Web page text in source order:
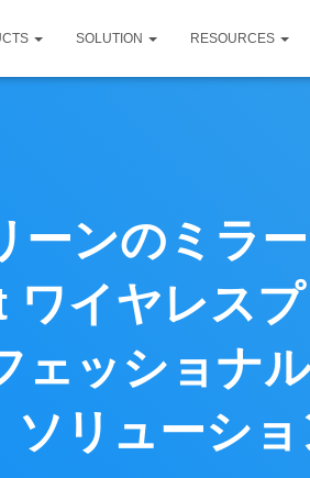
SOLUTION RESOURCES
ーンのミラ
イヤレス
ェッショナ
ソリューショ